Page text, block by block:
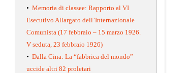
• Memoria di classee: Rapporto al VI
Esecutivo Allargato dell’Internazionale
Comunista (17 febbraio – 15 marzo 1926.
V seduta, 23 febbraio 1926)
• Dalla Cina: La “fabbrica del mondo”
uccide altri 82 proletari